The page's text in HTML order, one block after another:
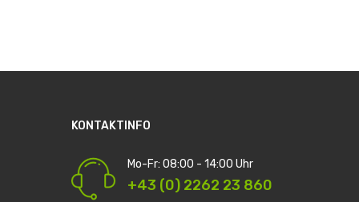
KONTAKTINFO
Mo-Fr: 08:00 - 14:00 Uhr
+43 (0) 2262 23 860